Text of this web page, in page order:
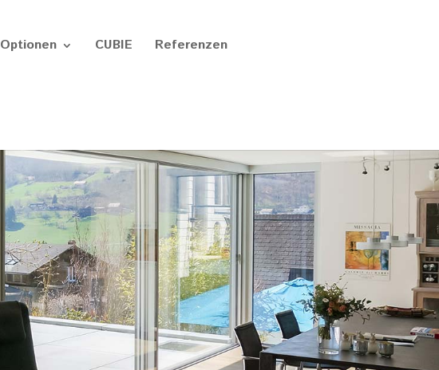
Optionen CUBIE Referenzen